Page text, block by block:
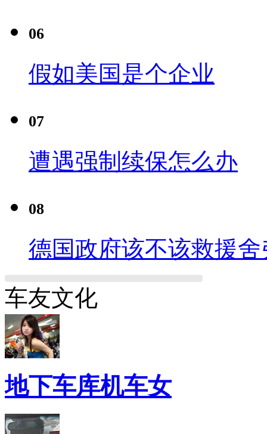
06
假如美国是个企业
07
遭遇强制续保怎么办
08
德国政府该不该救援舍
车友文化
地下车库机车女